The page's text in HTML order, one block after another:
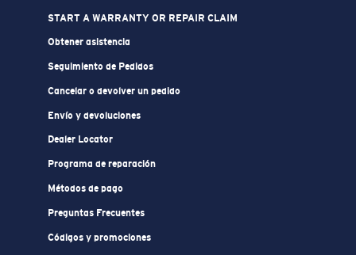
START A WARRANTY OR REPAIR CLAIM
Obtener asistencia
Seguimiento de Pedidos
Cancelar o devolver un pedido
Envío y devoluciones
Dealer Locator
Programa de reparación
Métodos de pago
Preguntas Frecuentes
Códigos y promociones